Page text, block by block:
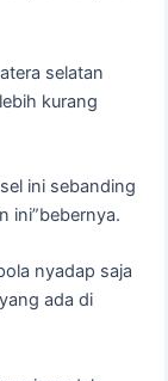
selatan
kurang
ini sebanding
ini”bebernya.
nyadap saja
ada di